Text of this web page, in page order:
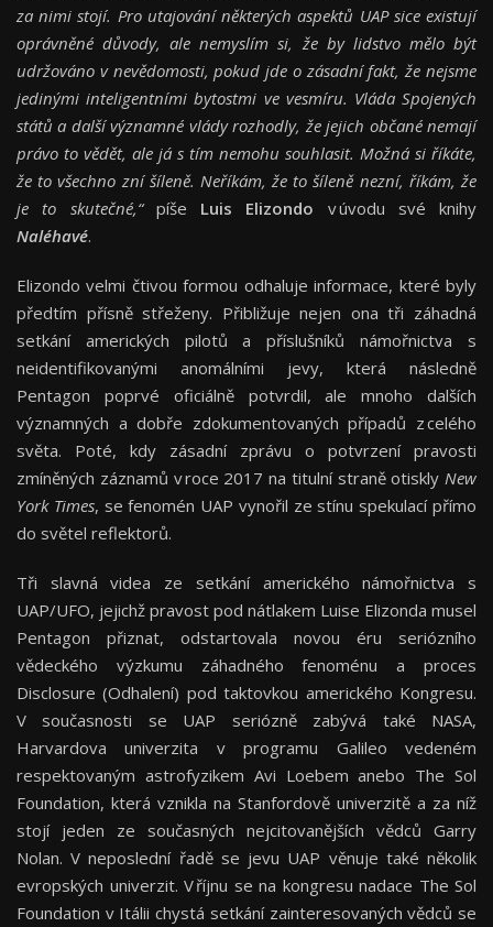
za nimi stojí. Pro utajování některých aspektů UAP sice existují
oprávněné důvody, ale nemyslím si, že by lidstvo mělo být
udržováno v nevědomosti, pokud jde o zásadní fakt, že nejsme
jedinými inteligentními bytostmi ve vesmíru. Vláda Spojených
států a další významné vlády rozhodly, že jejich občané nemají
právo to vědět, ale já s tím nemohu souhlasit. Možná si říkáte,
že to všechno zní šíleně. Neříkám, že to šíleně nezní, říkám, že
je to skutečné,“ píše Luis Elizondo v úvodu své knihy
Naléhavé.
Elizondo velmi čtivou formou odhaluje informace, které byly
předtím přísně střeženy. Přibližuje nejen ona tři záhadná
setkání amerických pilotů a příslušníků námořnictva s
neidentifikovanými anomálními jevy, která následně
Pentagon poprvé oficiálně potvrdil, ale mnoho dalších
významných a dobře zdokumentovaných případů z celého
světa. Poté, kdy zásadní zprávu o potvrzení pravosti
zmíněných záznamů v roce 2017 na titulní straně otiskly New
York Times, se fenomén UAP vynořil ze stínu spekulací přímo
do světel reflektorů.
Tři slavná videa ze setkání amerického námořnictva s
UAP/UFO, jejichž pravost pod nátlakem Luise Elizonda musel
Pentagon přiznat, odstartovala novou éru seriózního
vědeckého výzkumu záhadného fenoménu a proces
Disclosure (Odhalení) pod taktovkou amerického Kongresu.
V současnosti se UAP seriózně zabývá také NASA,
Harvardova univerzita v programu Galileo vedeném
respektovaným astrofyzikem Avi Loebem anebo The Sol
Foundation, která vznikla na Stanfordově univerzitě a za níž
stojí jeden ze současných nejcitovanějších vědců Garry
Nolan. V neposlední řadě se jevu UAP věnuje také několik
evropských univerzit. V říjnu se na kongresu nadace The Sol
Foundation v Itálii chystá setkání zainteresovaných vědců se